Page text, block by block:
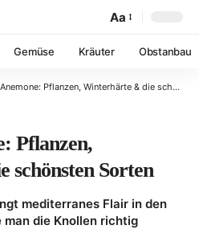
Aa
Gemüse Kräuter Obstanbau
Pflanzen, Winterhärte & die schönsten Sorten
Pflanzen,
Sorten
mediterranes Flair in den
die Knollen richtig